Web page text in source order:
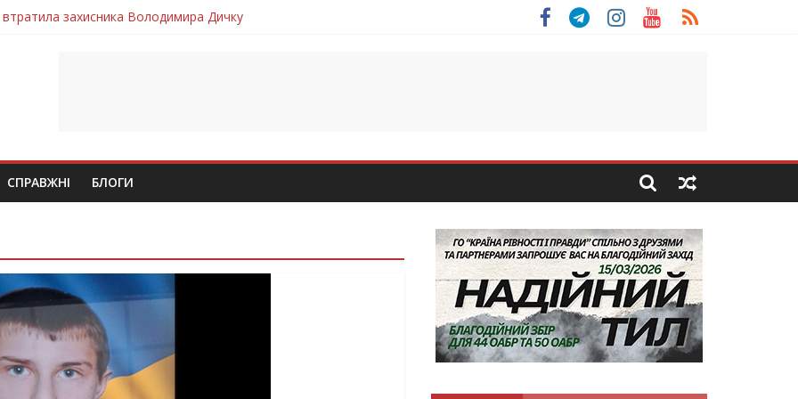
захисника Володимира Дичку
молодий захисник Дмитро Березко з Тернопільщини
захисника Володимира Вельму
молодого захисника Андрія Іскоростенського
СПРАВЖНІ БЛОГИ